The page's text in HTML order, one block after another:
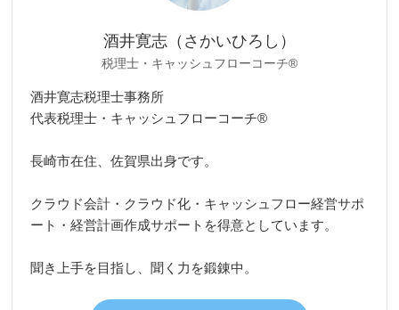
酒井寛志（さかいひろし）
税理士・キャッシュフローコーチ®
酒井寛志税理士事務所
代表税理士・キャッシュフローコーチ®
長崎市在住、佐賀県出身です。
クラウド会計・クラウド化・キャッシュフロー経営サポ
ート・経営計画作成サポートを得意としています。
聞き上手を目指し、聞く力を鍛錬中。